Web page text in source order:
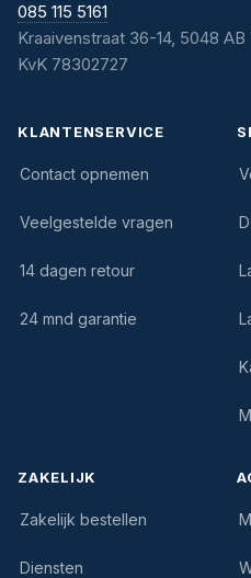
085 115 5161
Kraaivenstraat 36-14, 5048 AB
KvK 78302727
KLANTENSERVICE
Contact opnemen
Veelgestelde vragen
14 dagen retour
24 mnd garantie
ZAKELIJK
Zakelijk bestellen
Diensten